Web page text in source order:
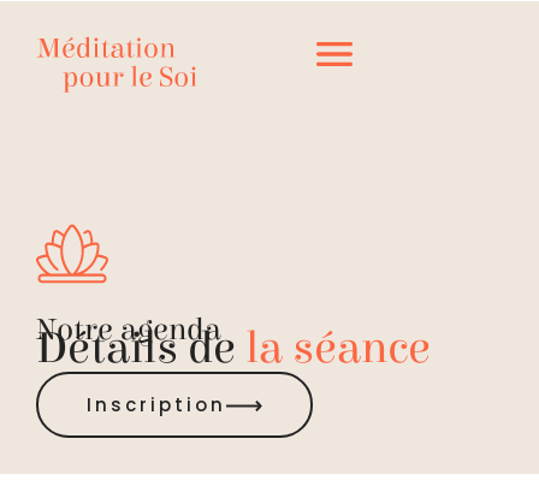
Notre agenda
Détails de la séance
Inscription